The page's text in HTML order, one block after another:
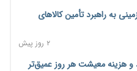
به راهبرد تأمین کالاهای
۲ روز پیش
و هزینه معیشت هر روز عمیق‌تر